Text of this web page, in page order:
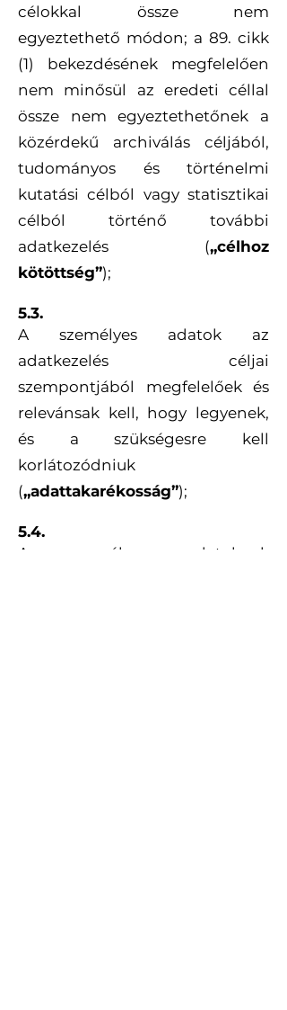
célokkal össze nem
egyeztethető módon; a 89. cikk
(1) bekezdésének megfelelően
nem minősül az eredeti céllal
össze nem egyeztethetőnek a
közérdekű archiválás céljából,
tudományos és történelmi
kutatási célból vagy statisztikai
célból történő további
adatkezelés („célhoz
kötöttség”);
5.3.
A személyes adatok az
adatkezelés céljai
szempontjából megfelelőek és
relevánsak kell, hogy legyenek,
és a szükségesre kell
korlátozódniuk
(„adattakarékosság”);
5.4.
A személyes adatoknak